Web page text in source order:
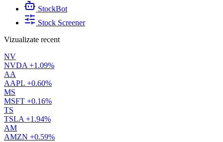
StockBot
Stock Screener
Vizualizate recent
NV
NVDA +1.09%
AA
AAPL +0.60%
MS
MSFT +0.16%
TS
TSLA +1.94%
AM
AMZN +0.59%